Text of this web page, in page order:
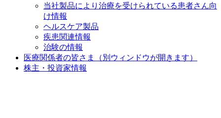
当社製品により治療を受けられている患者さん向
け情報
ヘルスケア製品
疾患関連情報
治験の情報
医療関係者の皆さま
（別ウィンドウが開きます）
株主・投資家情報